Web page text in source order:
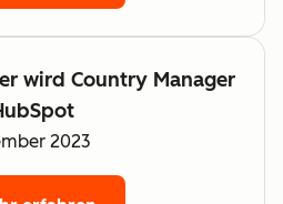
wird Country Manager
2023